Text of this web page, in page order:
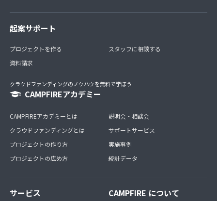
起案サポート
プロジェクトを作る
資料請求
スタッフに相談する
クラウドファンディングのノウハウを無料で学ぼう
CAMPFIREアカデミー
CAMPFIREアカデミーとは
クラウドファンディングとは
プロジェクトの作り方
プロジェクトの広め方
説明会・相談会
サポートサービス
実施事例
統計データ
サービス CAMPFIRE について